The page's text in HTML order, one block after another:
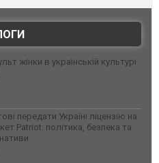
жінки в українській культурі
передати Україні ліцензію на
Patriot: політика, безпека та